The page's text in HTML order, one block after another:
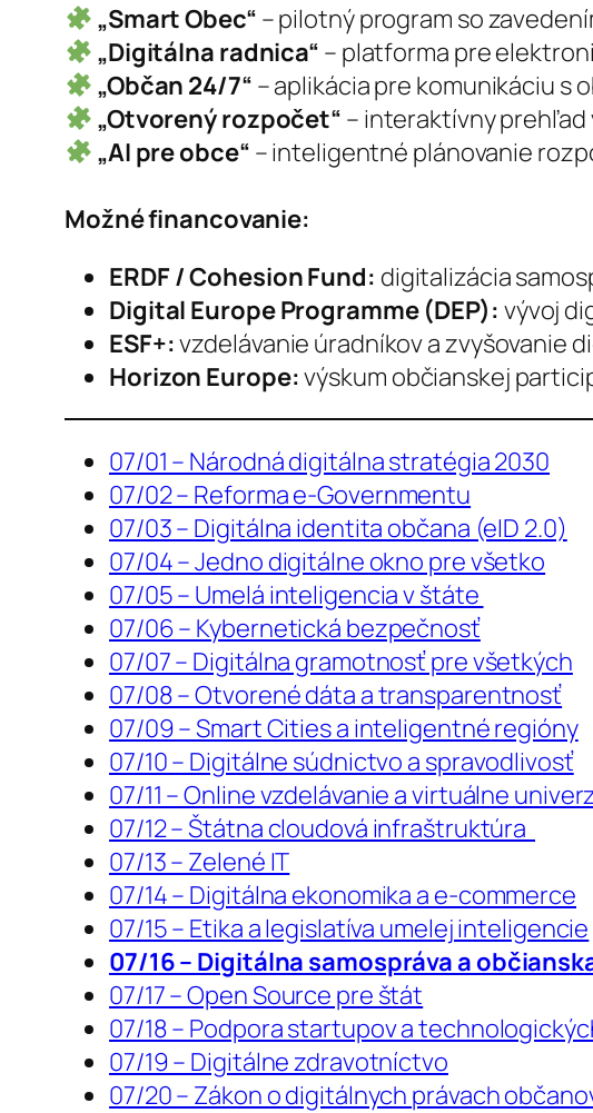
„Smart Obec“ – pilotný program so
„Digitálna radnica“ – platforma pre
„Občan 24/7“ – aplikácia pre komunikáciu s
„Otvorený rozpočet“ – interaktívny prehľad
„AI pre obce“ – inteligentné plánovanie
Možné financovanie:
ERDF / Cohesion Fund: digitalizácia
Digital Europe Programme (DEP): vývoj
ESF+:vzdelávanie úradníkov a zvyšovanie
Horizon Europe:výskum občianskej
07/01 – Národná digitálna stratégia 2030
07/02 – Reforma e-Governmentu
07/03 – Digitálna identita občana (eID 2.0)
07/04 – Jedno digitálne okno pre všetko
07/05 – Umelá inteligencia v štáte
07/06 – Kybernetická bezpečnosť
07/07 – Digitálna gramotnosť pre všetkých
07/08 – Otvorené dáta a transparentnosť
07/09 – Smart Cities a inteligentné regióny
07/10 – Digitálne súdnictvo a spravodlivosť
07/11 – Online vzdelávanie a virtuálne
07/12 – Štátna cloudová infraštruktúra
07/13 – Zelené IT
07/14 – Digitálna ekonomika a e-commerce
07/15 – Etika a legislatíva umelej inteligencie
07/16 – Digitálna samospráva a
07/17 – Open Source pre štát
07/18 – Podpora startupov a
07/19 – Digitálne zdravotníctvo
07/20 – Zákon o digitálnych právach